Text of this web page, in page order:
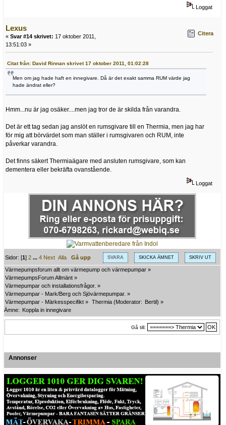
Loggat
Lexus
« Svar #14 skrivet: 17 oktober 2011,
13:51:03 »
Citera
Citat från: David Rinnan skrivet 17 oktober 2011, 01:02:28
Men om jag hade haft en innegivare. Då är det exakt samma RUM värde jag
hade ändrat eller?
Hmm...nu är jag osäker....men jag tror de är skilda från varandra.
Det är ett tag sedan jag anslöt en rumsgivare till en Thermia, men jag har
för mig att börvärdet som man ställer i rumsgivaren och RUM, inte
påverkar varandra.
Det finns säkert Thermiaägare med ansluten rumsgivare, som kan
dementera eller bekräfta ovanstående.
Loggat
SVARA SKICKA ÄMNET SKRIV UT
Sidor: [1]2 ...4 Next Alla
Gå upp
Värmepumpsforum allt om värmepump och värmepumpar »
VärmepumpsForum Allmänt »
Värmepumpar och installationsfrågor. »
Värmepumpar - Mark/Berg och Sjövärmepumpar. »
Värmepumpar - Märkesspecifikt » Thermia (Moderator: Bertil) »
Ämne: Koppla in innegivare
Gå till:
Annonser